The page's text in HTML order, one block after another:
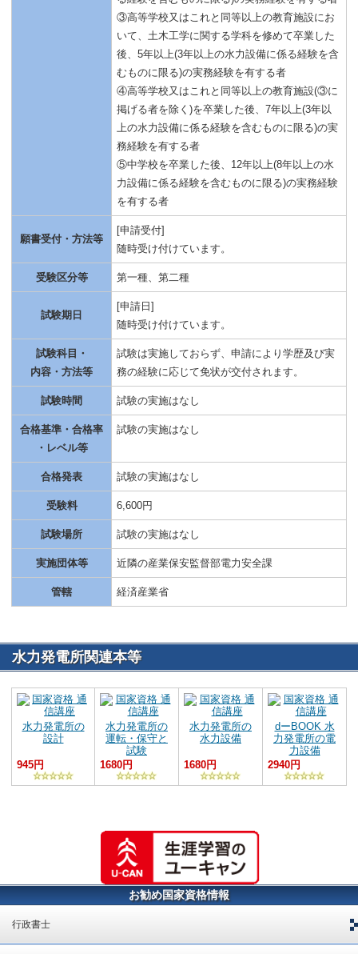
③高等学校又はこれと同等以上の教育施設にお
いて、土木工学に関する学科を修めて卒業した
後、5年以上(3年以上の水力設備に係る経験を含
むものに限る)の実務経験を有する者
④高等学校又はこれと同等以上の教育施設(③に
掲げる者を除く)を卒業した後、7年以上(3年以
上の水力設備に係る経験を含むものに限る)の実
務経験を有する者
⑤中学校を卒業した後、12年以上(8年以上の水
力設備に係る経験を含むものに限る)の実務経験
を有する者
願書受付・方法等
[申請受付]
随時受け付けています。
受験区分等 第一種、第二種
試験期日
[申請日]
随時受け付けています。
試験科目・
内容・方法等
試験は実施しておらず、申請により学歴及び実
務の経験に応じて免状が交付されます。
試験時間 試験の実施はなし
合格基準・合格率
・レベル等
試験の実施はなし
合格発表 試験の実施はなし
受験料 6,600円
試験場所 試験の実施はなし
実施団体等 近隣の産業保安監督部電力安全課
管轄 経済産業省
水力発電所関連本等
水力発電所の
設計
945円
水力発電所の
運転・保守と
試験
1680円
水力発電所の
水力設備
1680円
dーBOOK 水
力発電所の電
力設備
2940円
お勧め国家資格情報
行政書士